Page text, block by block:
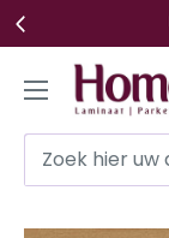
Ga
naar
Homefurn